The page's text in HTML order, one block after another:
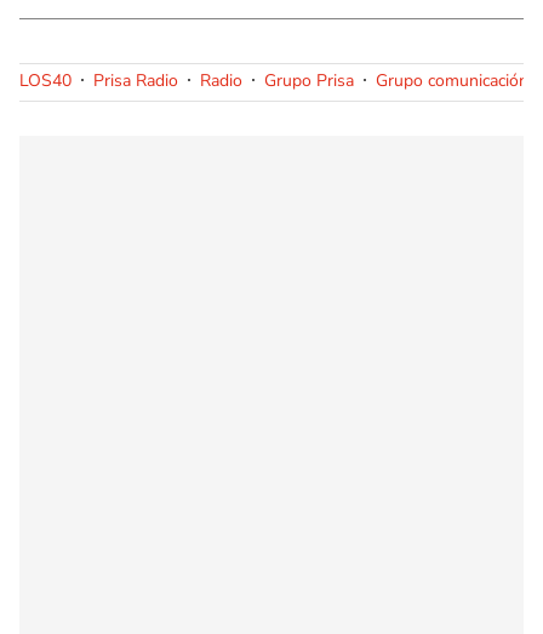
LOS40 Prisa Radio Radio Grupo Prisa Grupo comunicación